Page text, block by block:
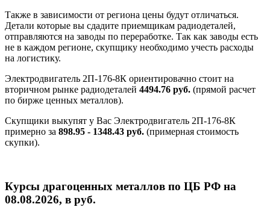
Также в зависимости от региона цены будут отличаться.
Детали которые вы сдадите приемщикам радиодеталей,
отправляются на заводы по переработке. Так как заводы есть
не в каждом регионе, скупщику необходимо учесть расходы
на логистику.
Электродвигатель 2П-176-8К ориентировачно стоит на
вторичном рынке радиодеталей 4494.76 руб. (прямой расчет
по бирже ценных металлов).
Скупщики выкупят у Вас Электродвигатель 2П-176-8К
примерно за 898.95 - 1348.43 руб. (примерная стоимость
скупки).
Курсы драгоценных металлов по ЦБ РФ на
08.08.2026, в руб.